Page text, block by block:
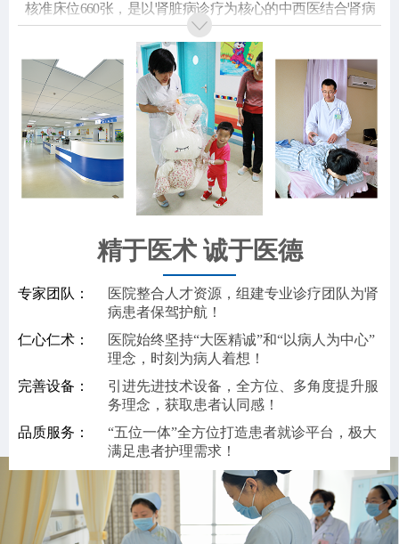
核准床位660张，是以肾脏病诊疗为核心的中西医结合肾病
专科医院。
2007年，肾病科被评为国家中医药管理局“十一五”中西
医结合肾病重点专科建设单位，于2011年 8月顺利通过国家
重点专科评审验收。2013年5月，被评为国家临床重点专
科。2015年8月，成为河北中医学院附属医院，2018年通过
国家三级甲等中医专科医院复审，医教研整体水平再创新
高。
京东誉美中西医结合肾病医院依托自主的医教研体系
建设，先后成为了
新乡医学院三全学院教学医院，近三年
医院承担的省级科研课题共计19项，取得省级科技成果一
等奖1项、二等奖2项、三等奖2项，另有16项科研在研。在
医院始终坚持“为患者减缓病痛，为员工实现价值，为
院训，确立了坚持走发挥中医特色的建院之路，遵循“以病
人为核心”的方针，以打造百年老院、造福肾病患者为目标
精于医术 诚于医德
专家团队：
医院整合人才资源，组建专业诊疗团队为肾
病患者保驾护航！
仁心仁术：
医院始终坚持“大医精诚”和“以病人为中心”
理念，时刻为病人着想！
完善设备：
引进先进技术设备，全方位、多角度提升服
务理念，获取患者认同感！
品质服务：
“五位一体”全方位打造患者就诊平台，极大
满足患者护理需求！